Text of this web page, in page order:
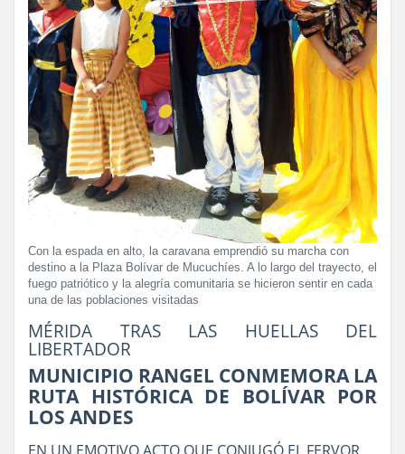
Con la espada en alto, la caravana emprendió su marcha con
destino a la Plaza Bolívar de Mucuchíes. A lo largo del trayecto, el
fuego patriótico y la alegría comunitaria se hicieron sentir en cada
una de las poblaciones visitadas
MÉRIDA TRAS LAS HUELLAS DEL
LIBERTADOR
MUNICIPIO RANGEL CONMEMORA LA
RUTA HISTÓRICA DE BOLÍVAR POR
LOS ANDES